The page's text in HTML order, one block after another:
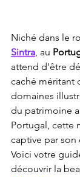
Niché dans le
Sintra, au
attend d'être
caché méritant
domaines
du patrimoine
Portugal, cette
captive par
Voici votre
découvrir la